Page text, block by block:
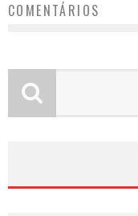
COMENTÁRIOS